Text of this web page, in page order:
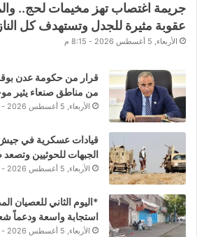
جريمة اغتصاب تهز مخيمات لحج..
عقوبة مثيرة للجدل وتستهدف كل
الأربعاء, 5 أغسطس 2026 - 8:15 م
قرار من حكومة عدن
من مناطق صنعاء يثير
الأربعاء, 5 أغسطس 2026 - 8:00 م
قيادات عسكرية في جيش
الجبهات للحوثيين
الأربعاء, 5 أغسطس 2026 - 7:45 م
*اليوم الثاني للعصيان
استجابة واسعة ودعماً
الأربعاء, 5 أغسطس 2026 - 7:30 م